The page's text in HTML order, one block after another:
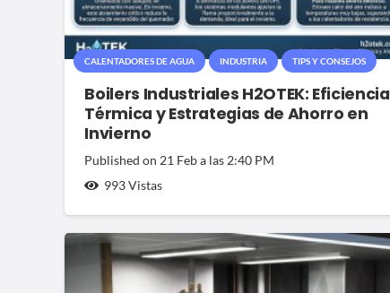
CALENTADORES DE AGUA INDUSTRIA TIPS Y CONSEJOS
Boilers Industriales H2OTEK: Eficiencia
Térmica y Estrategias de Ahorro en
Invierno
Published on 21 Feb a las 2:40 PM
993Vistas